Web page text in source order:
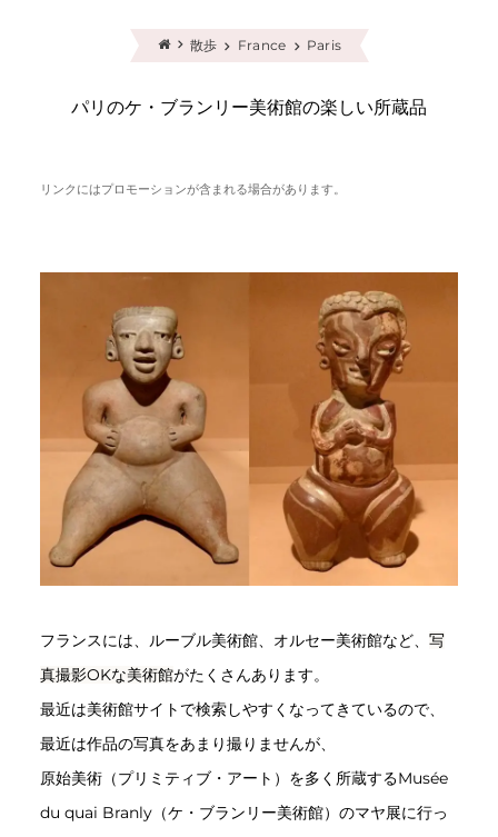
散歩 France Paris
パリのケ・ブランリー美術館の楽しい所蔵品
リンクにはプロモーションが含まれる場合があります。
フランスには、ルーブル美術館、オルセー美術館など、 写
真撮影OKな美術館がたくさんあります。
最近は美術館サイトで検索しやすくなってきているので、
最近は作品の写真をあまり撮りませんが、
原始美術（プリミティブ・アート）を多く所蔵するMusée
du quai Branly（ケ・ブランリー美術館）のマヤ展に行っ